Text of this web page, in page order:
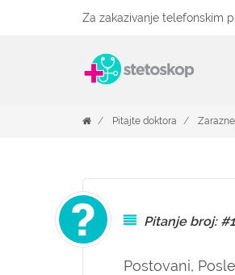
Za zakazivanje telefonskim
Pitajte doktora
Pitanje broj:
Postovani,